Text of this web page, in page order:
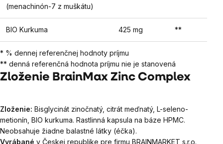
(menachinón-7 z muškátu)
BIO Kurkuma 425 mg **
* % dennej referenčnej hodnoty príjmu
** denná referenčná hodnota príjmu nie je stanovená
Zloženie BrainMax Zinc Complex
Zloženie: Bisglycinát zinočnatý, citrát meďnatý, L-seleno-
metionín, BIO kurkuma. Rastlinná kapsula na báze HPMC.
Neobsahuje žiadne balastné látky (éčka).
Vyrábané v Českej republike pre firmu BRAINMARKET s.r.o.